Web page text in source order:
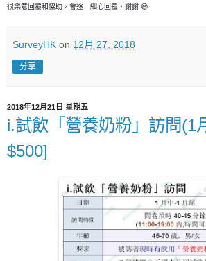
很樂意回覆和恊助，會逐一細心回覆，謝謝 😄
SurveyHK on 12月 27, 2018
分享
2018年12月21日 星期五
i.試飲「營養奶粉」訪問(1
$500]